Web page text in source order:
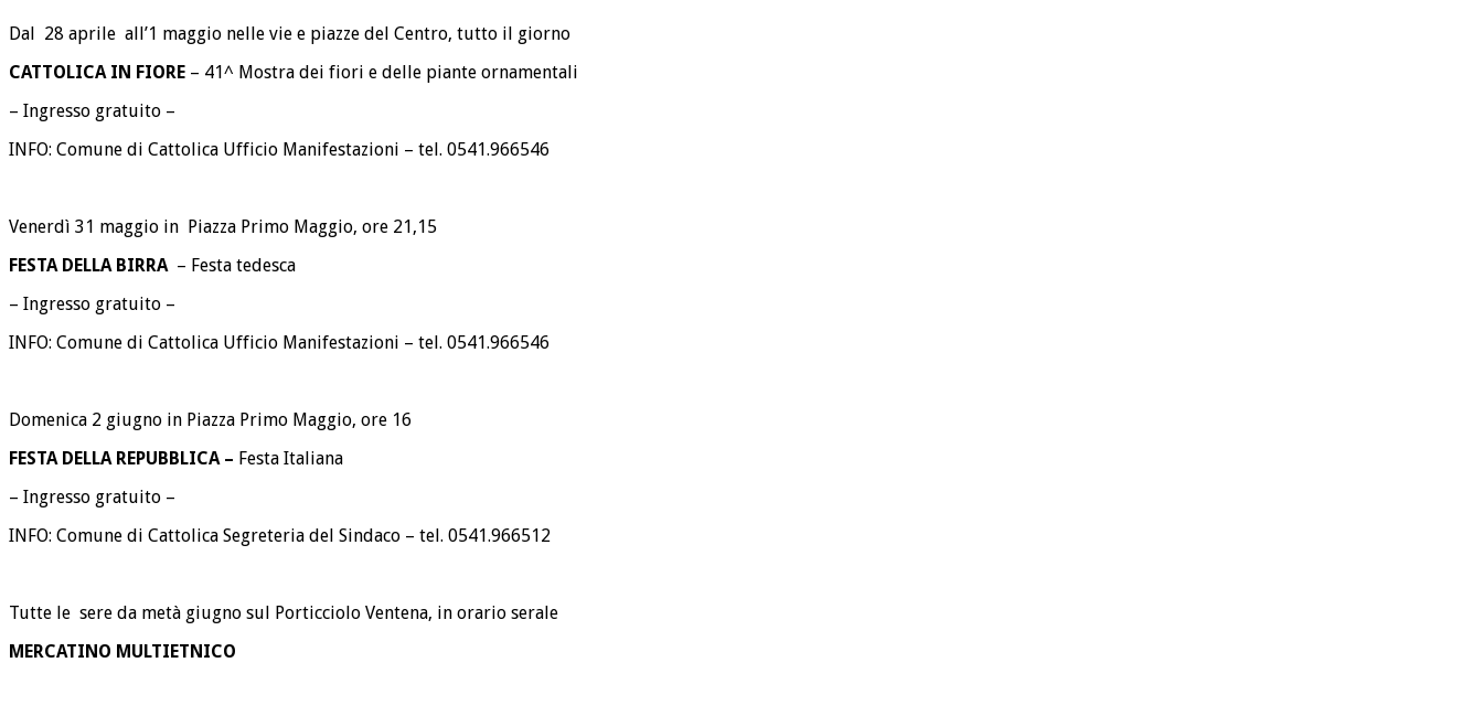
Dal 28 aprile all’1 maggio nelle vie e piazze del Centro, tutto il giorno
CATTOLICA IN FIORE – 41^ Mostra dei fiori e delle piante ornamentali
– Ingresso gratuito –
INFO: Comune di Cattolica Ufficio Manifestazioni – tel. 0541.966546
Venerdì 31 maggio in Piazza Primo Maggio, ore 21,15
FESTA DELLA BIRRA – Festa tedesca
– Ingresso gratuito –
INFO: Comune di Cattolica Ufficio Manifestazioni – tel. 0541.966546
Domenica 2 giugno in Piazza Primo Maggio, ore 16
FESTA DELLA REPUBBLICA – Festa Italiana
– Ingresso gratuito –
INFO: Comune di Cattolica Segreteria del Sindaco – tel. 0541.966512
Tutte le sere da metà giugno sul Porticciolo Ventena, in orario serale
MERCATINO MULTIETNICO